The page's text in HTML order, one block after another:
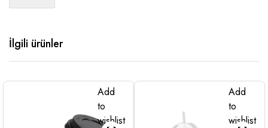
İlgili ürünler
Add
to
wishlist
Add
to
wishlist